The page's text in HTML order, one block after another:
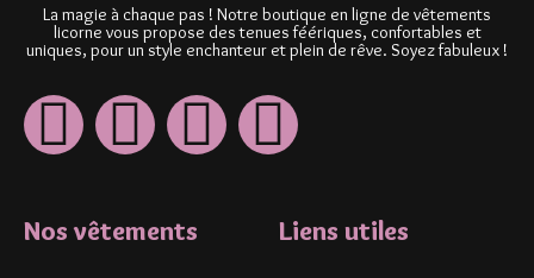
La magie à chaque pas ! Notre boutique en ligne de vêtements
licorne vous propose des tenues féériques, confortables et
uniques, pour un style enchanteur et plein de rêve. Soyez fabuleux !
Nos vêtements Liens utiles